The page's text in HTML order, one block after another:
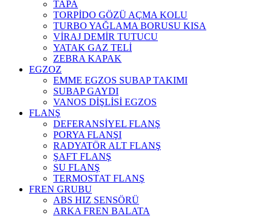
TAPA
TORPİDO GÖZÜ AÇMA KOLU
TURBO YAĞLAMA BORUSU KISA
VİRAJ DEMİR TUTUCU
YATAK GAZ TELİ
ZEBRA KAPAK
EGZOZ
EMME EGZOS SUBAP TAKIMI
SUBAP GAYDI
VANOS DİŞLİSİ EGZOS
FLANŞ
DEFERANSİYEL FLANŞ
PORYA FLANŞI
RADYATÖR ALT FLANŞ
ŞAFT FLANŞ
SU FLANŞ
TERMOSTAT FLANŞ
FREN GRUBU
ABS HIZ SENSÖRÜ
ARKA FREN BALATA